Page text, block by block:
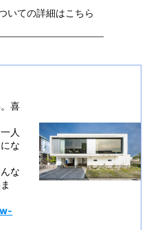
いての詳細はこちら
喜
人
な
な